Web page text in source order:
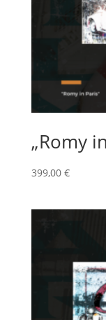
„Romy
399,00 €